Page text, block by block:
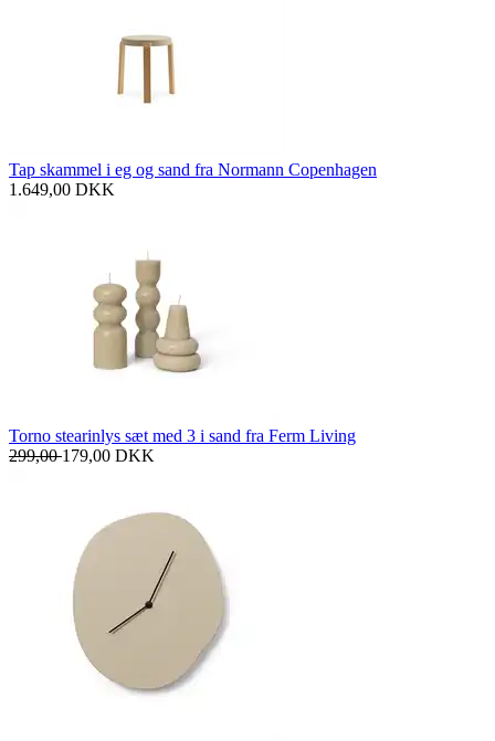
Tap skammel i eg og sand fra Normann Copenhagen
1.649,00 DKK
Torno stearinlys sæt med 3 i sand fra Ferm Living
299,00179,00 DKK